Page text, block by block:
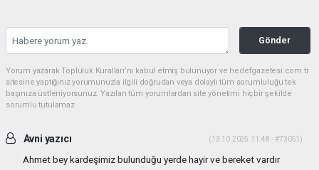
Gönder
Yorum yazarak Topluluk Kuralları’nı kabul etmiş bulunuyor ve hedefgazetesi.com.tr
sitesine yaptığınız yorumunuzla ilgili doğrudan veya dolaylı tüm sorumluluğu tek
başınıza üstleniyorsunuz. Yazılan tüm yorumlardan site yönetimi hiçbir şekilde
sorumlu tutulamaz.
Avni yazıcı (13.10.2025 11:48 - #73051)
Ahmet bey kardeşimiz bulunduğu yerde hayir ve bereket vardır